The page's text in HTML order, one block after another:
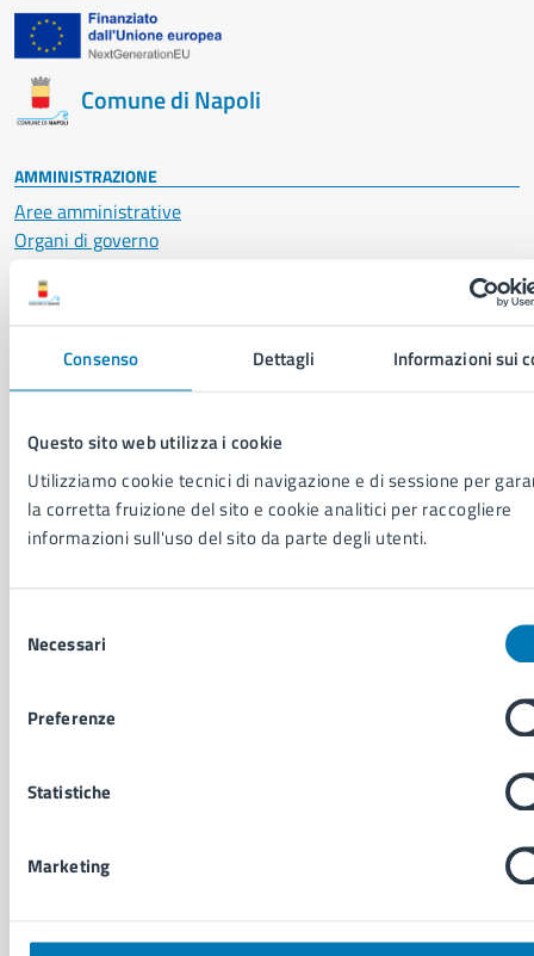
Consenso Dettagli Informazioni sui
Questo sito web utilizza i cookie
Utilizziamo cookie tecnici di navigazione e di sessione per
la corretta fruizione del sito e cookie analitici per raccogliere
informazioni sull'uso del sito da parte degli utenti.
delNecessari
Preferenze
Statistiche
Marketing
Comune di Napoli
AMMINISTRAZIONE
Aree amministrative
Organi di governo
Uffici
Politici
Personale amministrativo
Intranet, posta aziendale e protocollo
CATEGORIE DI SERVIZIO
Cultura e tempo libero
Giustizia e sicurezza pubblica
Salute, benessere e assistenza